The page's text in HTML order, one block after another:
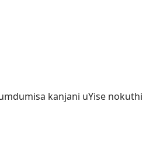
kanjani uYise nokuthi